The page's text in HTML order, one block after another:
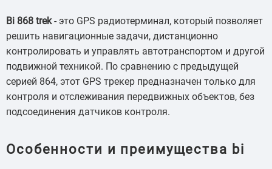
Bi 868 trek- это GPS радиотерминал, который позволяет
решить навигационные задачи, дистанционно
контролировать и управлять автотранспортом и другой
подвижной техникой. По сравнению с предыдущей
серией 864, этот GPS трекер предназначен только для
контроля и отслеживания передвижных объектов, без
подсоединения датчиков контроля.
Особенности и преимущества bi